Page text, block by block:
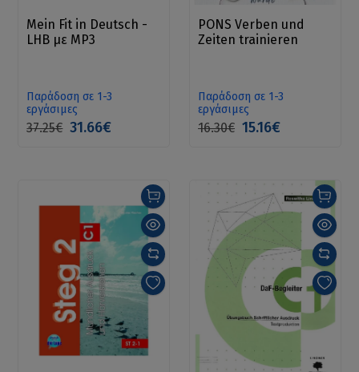
Mein Fit in Deutsch -
LHB με MP3
Παράδοση σε 1-3
εργάσιμες
37.25€ 31.66€
PONS Verben und
Zeiten trainieren
Παράδοση σε 1-3
εργάσιμες
16.30€ 15.16€